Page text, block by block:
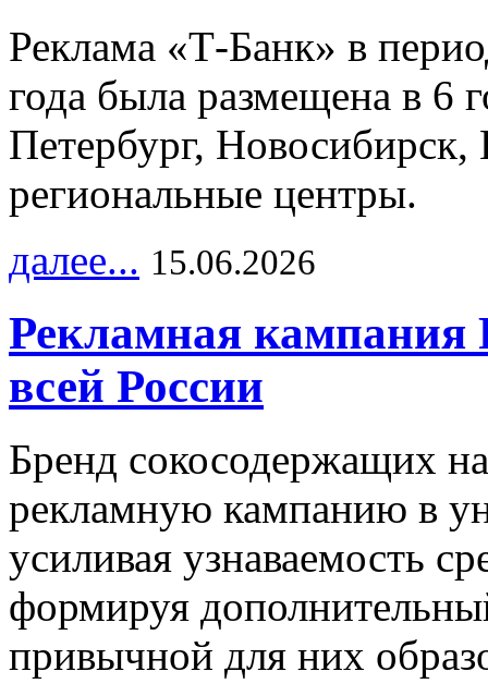
Реклама «Т-Банк» в
года была размещена в 6
Петербург,
региональные центры.
далее... 15.06.2026
Рекламная
всей России
Бренд сокосодержащих
рекламную кампанию в
усиливая узнаваемость
формируя
привычной для них